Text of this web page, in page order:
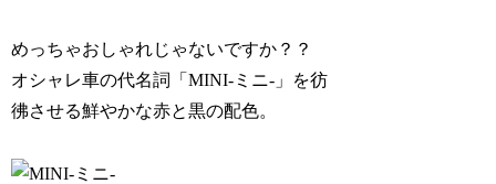
めっちゃおしゃれじゃないですか？？
オシャレ車の代名詞「MINI-ミニ-」を彷
彿させる鮮やかな赤と黒の配色。